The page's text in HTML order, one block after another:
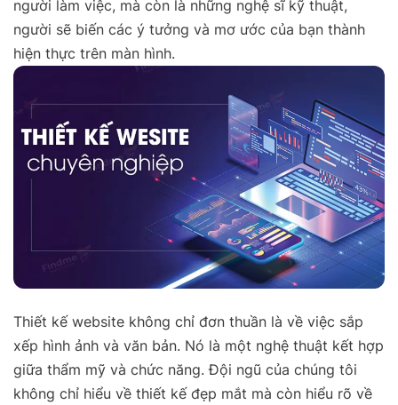
người làm việc, mà còn là những nghệ sĩ kỹ thuật,
người sẽ biến các ý tưởng và mơ ước của bạn thành
hiện thực trên màn hình.
Thiết kế website không chỉ đơn thuần là về việc sắp
xếp hình ảnh và văn bản. Nó là một nghệ thuật kết hợp
giữa thẩm mỹ và chức năng. Đội ngũ của chúng tôi
không chỉ hiểu về thiết kế đẹp mắt mà còn hiểu rõ về